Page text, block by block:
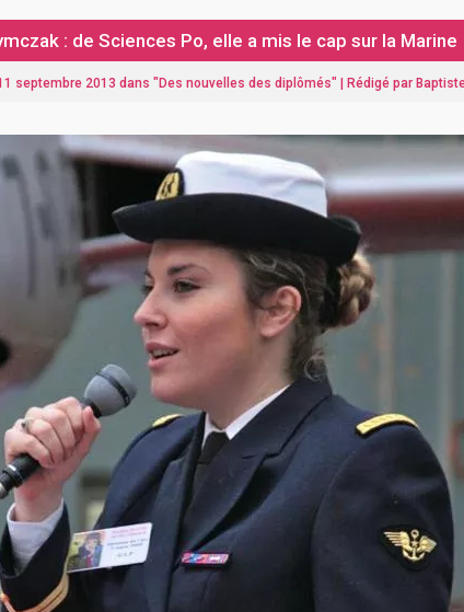
: de Sciences Po, elle a mis le cap sur la Marine
septembre 2013 dans "Des nouvelles des diplômés" | Rédigé par